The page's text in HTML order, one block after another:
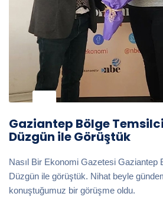
Gaziantep Bölge
Düzgün ile Görüştük
Nasıl Bir Ekonomi Gazetesi Gaziantep
Düzgün ile görüştük. Nihat beyle
konuştuğumuz bir görüşme oldu.